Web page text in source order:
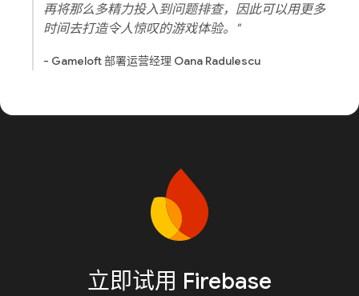
再将那么多精力投入到问题排查，因此可以用更多
时间去打造令人惊叹的游戏体验。"
- Gameloft 部署运营经理 Oana Radulescu
立即试用 Firebase